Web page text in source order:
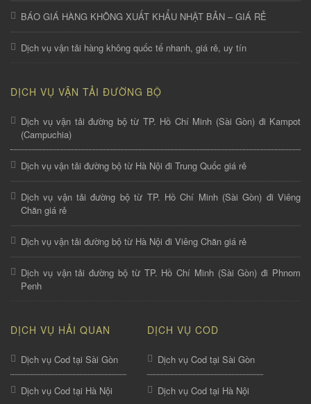
BÁO GIÁ HÀNG KHÔNG XUẤT KHẨU NHẬT BẢN – GIÁ RẺ
Dịch vụ vận tải hàng không quốc tế nhanh, giá rẻ, uy tín
DỊCH VỤ VẬN TẢI ĐƯỜNG BỘ
Dịch vụ vận tải đường bộ từ TP. Hồ Chí Minh (Sài Gòn) đi Kampot
(Campuchia)
Dịch vụ vận tải đường bộ từ Hà Nội đi Trung Quốc giá rẻ
Dịch vụ vận tải đường bộ từ TP. Hồ Chí Minh (Sài Gòn) đi Viêng
Chăn giá rẻ
Dịch vụ vận tải đường bộ từ Hà Nội đi Viêng Chăn giá rẻ
Dịch vụ vận tải đường bộ từ TP. Hồ Chí Minh (Sài Gòn) đi Phnom
Penh
DỊCH VỤ HẢI QUAN
Dịch vụ Cod tại Sài Gòn
Dịch vụ Cod tại Hà Nội
DỊCH VỤ COD
Dịch vụ Cod tại Sài Gòn
Dịch vụ Cod tại Hà Nội